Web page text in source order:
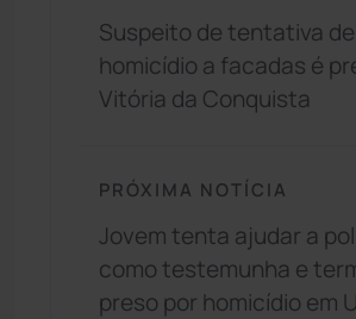
Suspeito de tentativa de
homicídio a facadas é
Vitória da Conquista
PRÓXIMA NOTÍCIA
Jovem tenta ajudar a
como testemunha e
preso por homicídio em